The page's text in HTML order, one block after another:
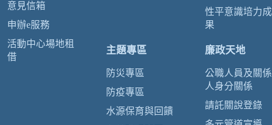
意見信箱
申辦e服務
活動中心場地租
借
性平意識培力成
果
主題專區
防災專區
防疫專區
水源保育與回饋
廉政天地
公職人員及關係
人身分關係
請託關說登錄